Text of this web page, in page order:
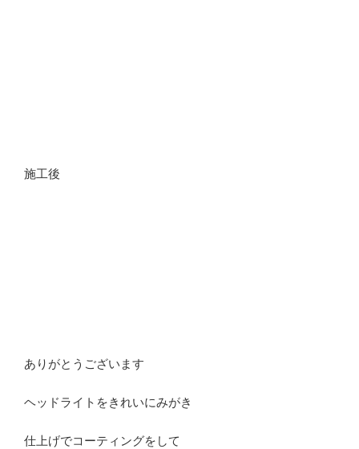
施工後
ありがとうございます
ヘッドライトをきれいにみがき
仕上げでコーティングをして